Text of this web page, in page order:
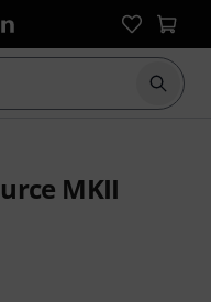
Iniciar
MKII
avaliações de clientes